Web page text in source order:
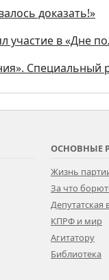
доказать!»
в «Дне
ОСНОВНЫЕ
Жизнь
За что
Депутатская
КПРФ и мир
Агитатору
Библиотека